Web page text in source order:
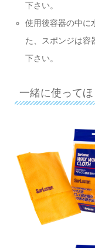
下さい。
使用後容器の中に
た、スポンジは容
下さい。
一緒に使って